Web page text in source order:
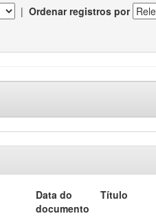
| Ordenar registros por
Data do
documento
Título